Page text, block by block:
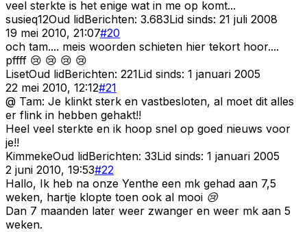
veel sterkte is het enige wat in me op komt...
susieq12Oud lidBerichten: 3.683Lid sinds: 21 juli 2008
19 mei 2010, 21:07#20
och tam.... meis woorden schieten hier tekort hoor....
pffff 😢 😢 😢 😢
LisetOud lidBerichten: 221Lid sinds: 1 januari 2005
22 mei 2010, 12:12#21
@ Tam: Je klinkt sterk en vastbesloten, al moet dit alles
er flink in hebben gehakt!!
Heel veel sterkte en ik hoop snel op goed nieuws voor
je!!
KimmekeOud lidBerichten: 33Lid sinds: 1 januari 2005
2 juni 2010, 19:53#22
Hallo, Ik heb na onze Yenthe een mk gehad aan 7,5
weken, hartje klopte toen ook al mooi 😢
Dan 7 maanden later weer zwanger en weer mk aan 5
weken.